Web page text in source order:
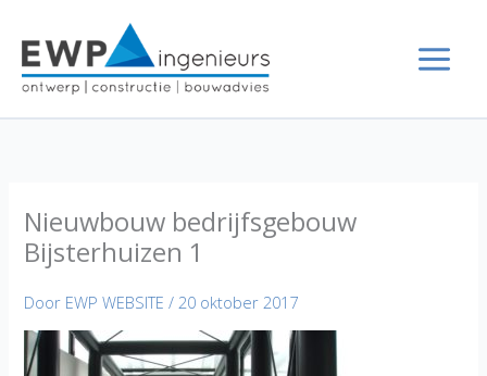
inhoud
Nieuwbouw bedrijfsgebouw
Bijsterhuizen 1
Door EWP WEBSITE/20 oktober 2017